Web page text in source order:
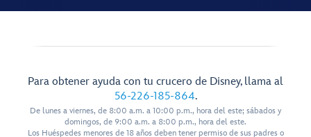
Para obtener ayuda con tu crucero de Disney, llama al
56-226-185-864.
De lunes a viernes, de 8:00 a.m. a 10:00 p.m., hora del este; sábados y
domingos, de 9:00 a.m. a 8:00 p.m., hora del este.
Los Huéspedes menores de 18 años deben tener permiso de sus padres o